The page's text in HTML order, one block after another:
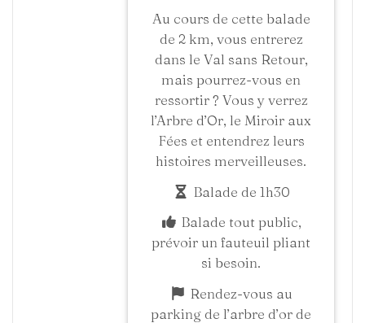
Au cours de cette balade
de 2 km, vous entrerez
dans le Val sans Retour,
mais pourrez-vous en
ressortir ? Vous y verrez
l’Arbre d’Or, le Miroir aux
Fées et entendrez leurs
histoires merveilleuses.
Balade de 1h30
Balade tout public,
prévoir un fauteuil pliant
si besoin.
Rendez-vous au
parking de l’arbre d’or de